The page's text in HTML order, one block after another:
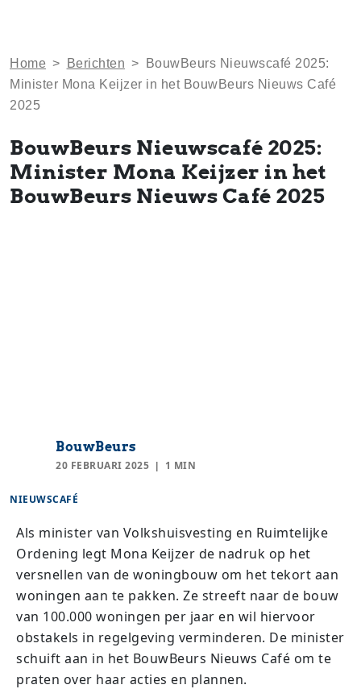
Home > Berichten >
BouwBeurs Nieuwscafé 2025:
Minister Mona Keijzer in het BouwBeurs Nieuws Café
2025
BouwBeurs Nieuwscafé 2025:
Minister Mona Keijzer in het
BouwBeurs Nieuws Café 2025
BouwBeurs
20 FEBRUARI 2025 1 MIN
NIEUWSCAFÉ
Als minister van Volkshuisvesting en Ruimtelijke
Ordening legt Mona Keijzer de nadruk op het
versnellen van de woningbouw om het tekort aan
woningen aan te pakken. Ze streeft naar de bouw
van 100.000 woningen per jaar en wil hiervoor
obstakels in regelgeving verminderen. De minister
schuift aan in het BouwBeurs Nieuws Café om te
praten over haar acties en plannen.